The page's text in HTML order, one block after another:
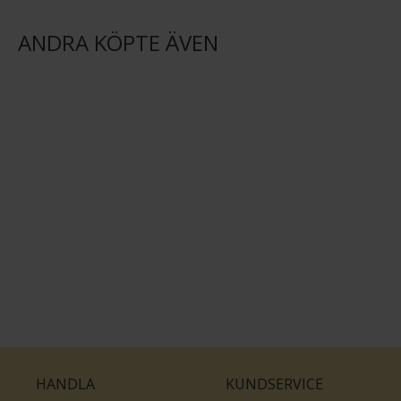
ANDRA KÖPTE ÄVEN
HANDLA KUNDSERVICE